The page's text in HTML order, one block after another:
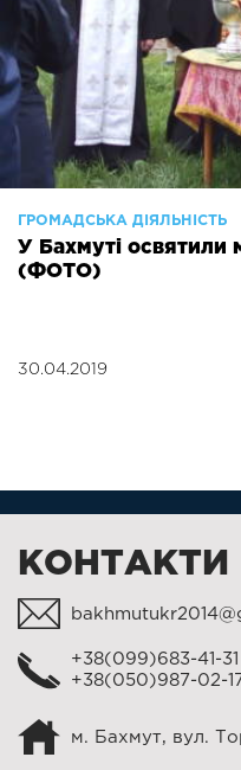
ГРОМАДСЬКА ДІЯЛЬНІСТЬ
У Бахмуті освятили
(ФОТО)
30.04.2019
КОНТАКТИ
+38(099)683-41-31
+38(050)987-02-
м. Бахмут, вул.